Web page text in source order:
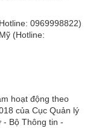
0969998822)
(Hotline:
hoạt động theo
của Cục Quản lý
- Bộ Thông tin -